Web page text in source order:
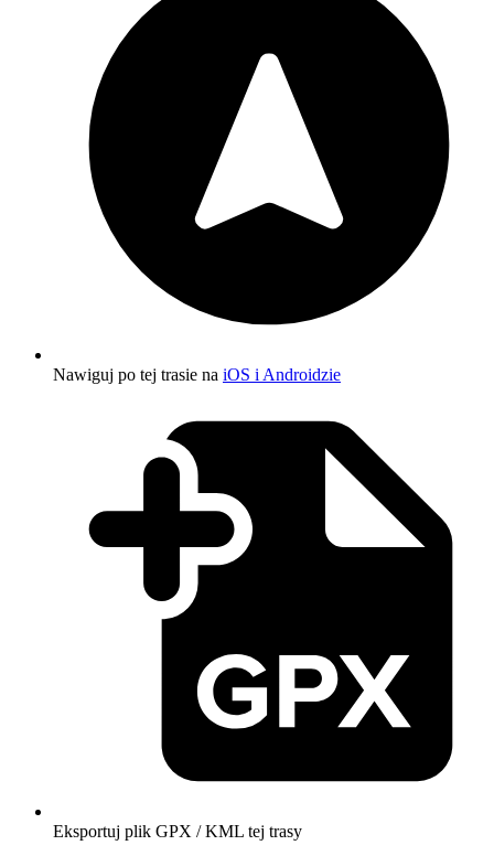
Nawiguj po tej trasie na iOS i Androidzie
Eksportuj plik GPX / KML tej trasy